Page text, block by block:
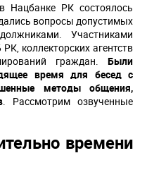
Нацбанке РК состоялось
вопросы допустимых
Участниками
коллекторских агентств
граждан. Были
время для бесед с
методы общения,
. Рассмотрим озвученные
времени